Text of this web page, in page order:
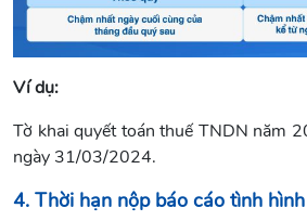
Ví dụ:
Tờ khai quyết toán thuế TNDN năm
ngày 31/03/2024.
4. Thời hạn nộp báo cáo tình